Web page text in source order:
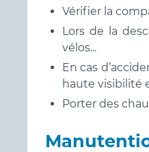
Vérifier la
Lors de la
vélos...
En cas
haute visibilité
Porter des